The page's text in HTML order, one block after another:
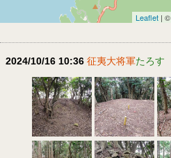
Leaflet | ©
2024/10/16 10:36 征夷大将軍たろす